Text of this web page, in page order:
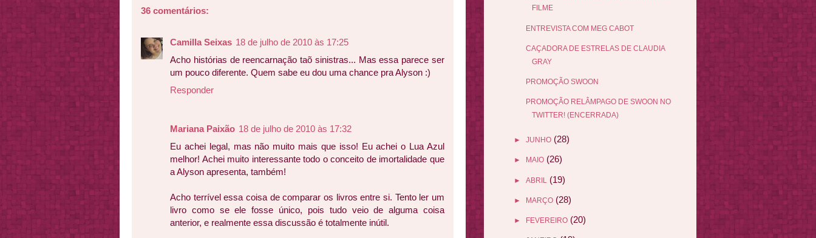
36 comentários:
Camilla Seixas 18 de julho de 2010 às 17:25
Acho histórias de reencarnação taõ sinistras... Mas essa parece ser
um pouco diferente. Quem sabe eu dou uma chance pra Alyson :)
Responder
Mariana Paixão 18 de julho de 2010 às 17:32
Eu achei legal, mas não muito mais que isso! Eu achei o Lua Azul
melhor! Achei muito interessante todo o conceito de imortalidade que
a Alyson apresenta, também!
Acho terrível essa coisa de comparar os livros entre si. Tento ler um
livro como se ele fosse único, pois tudo veio de alguma coisa
anterior, e realmente essa discussão é totalmente inútil.
FILME
ENTREVISTA COM MEG CABOT
CAÇADORA DE ESTRELAS DE CLAUDIA
GRAY
PROMOÇÃO SWOON
PROMOÇÃO RELÂMPAGO DE SWOON NO
TWITTER! (ENCERRADA)
► JUNHO (28)
► MAIO (26)
► ABRIL (19)
► MARÇO (28)
► FEVEREIRO (20)